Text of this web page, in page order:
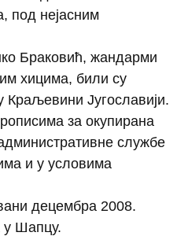
под нејасним
Браковић, жандарми
хицима, били су
Југославији.
за окупирана
службе
и у условима
децембра 2008.
у Шапцу.